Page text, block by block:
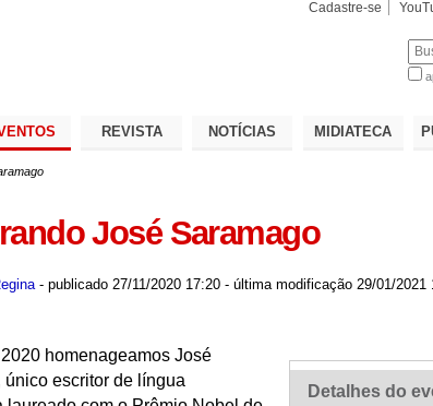
Cadastre-se
REVISTA NOTÍCIAS MIDIATECA
José Saramago
- publicado27/11/2020 17:20 - última modificação29/01/2021
Detalhes do
homenageamos José
único escritor de língua